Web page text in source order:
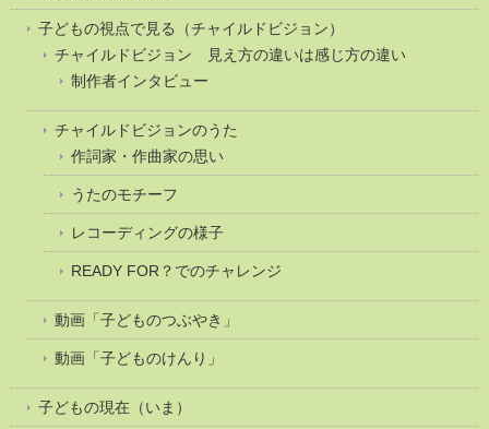
子どもの視点で見る（チャイルドビジョン）
チャイルドビジョン 見え方の違いは感じ方の違い
制作者インタビュー
チャイルドビジョンのうた
作詞家・作曲家の思い
うたのモチーフ
レコーディングの様子
READY FOR？でのチャレンジ
動画「子どものつぶやき」
動画「子どものけんり」
子どもの現在（いま）